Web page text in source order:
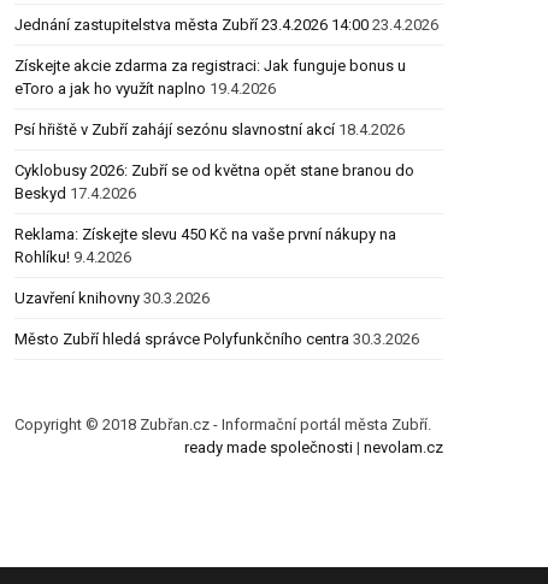
Jednání zastupitelstva města Zubří 23.4.2026 14:00 23.4.2026
Získejte akcie zdarma za registraci: Jak funguje bonus u
eToro a jak ho využít naplno 19.4.2026
Psí hřiště v Zubří zahájí sezónu slavnostní akcí 18.4.2026
Cyklobusy 2026: Zubří se od května opět stane branou do
Beskyd 17.4.2026
Reklama: Získejte slevu 450 Kč na vaše první nákupy na
Rohlíku! 9.4.2026
Uzavření knihovny 30.3.2026
Město Zubří hledá správce Polyfunkčního centra 30.3.2026
Copyright © 2018 Zubřan.cz - Informační portál města Zubří.
ready made společnosti| nevolam.cz